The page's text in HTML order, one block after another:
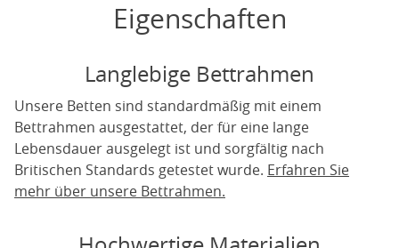
Eigenschaften
Langlebige Bettrahmen
Unsere Betten sind standardmäßig mit einem
Bettrahmen ausgestattet, der für eine lange
Lebensdauer ausgelegt ist und sorgfältig nach
Britischen Standards getestet wurde. Erfahren Sie
mehr über unsere Bettrahmen.